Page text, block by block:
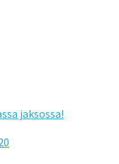
jaksossa!